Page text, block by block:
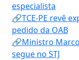
especialista
🔗TCE-PE revê
pedido da OAB
🔗Ministro
segue no STJ